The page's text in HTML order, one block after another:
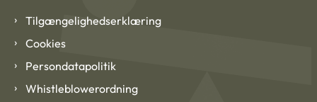
Tilgængelighedserklæring
Cookies
Persondatapolitik
Whistleblowerordning